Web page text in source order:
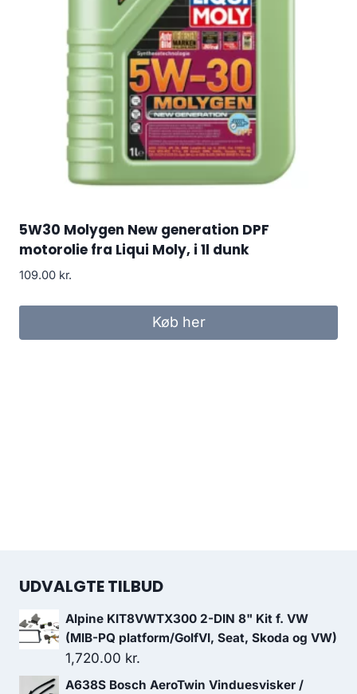
5W30 Molygen New generation DPF
motorolie fra Liqui Moly, i 1l dunk
109.00 kr.
Køb her
UDVALGTE TILBUD
Alpine KIT8VWTX300 2-DIN 8" Kit f. VW
(MIB-PQ platform/GolfVI, Seat, Skoda og VW)
1,720.00 kr.
A638S Bosch AeroTwin Vinduesvisker /